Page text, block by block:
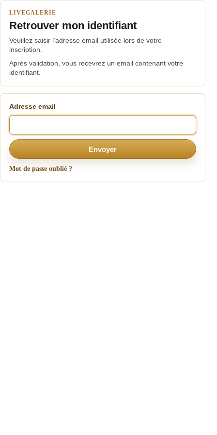
LIVEGALERIE
Retrouver mon identifiant
Veuillez saisir l’adresse email utilisée lors de votre
inscription.
Après validation, vous recevrez un email contenant votre
identifiant.
Adresse email
Envoyer
Mot de passe oublié ?